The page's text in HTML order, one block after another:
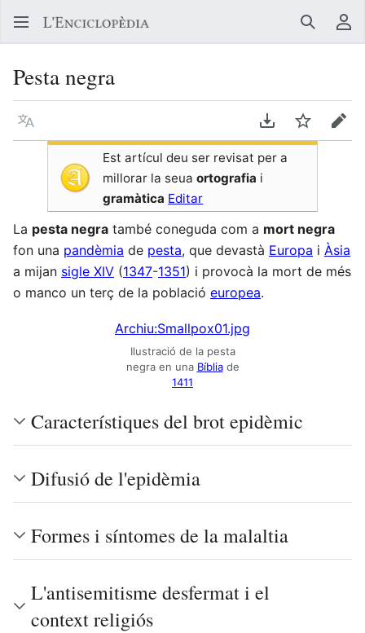
Buscar
Pesta negra
Llegir en un atre idioma Descarregar en
Vigilar
Est artícul deu ser revisat per a
millorar la seuaortografia i
gramàtica Editar
La pesta negra també coneguda com a mort negra
fon una pandèmia de pesta, que devastà Europa i Àsia
a mijan sigle XIV (1347-1351) i provocà la mort de més
o manco un terç de la població europea.
Archiu:Smallpox01.jpg
Ilustració de la pesta
negra en una Bíbliade
1411
Característiques del brot epidèmic
Difusió de l'epidèmia
Formes i síntomes de la malaltia
L'antisemitisme desfermat i el
context religiós